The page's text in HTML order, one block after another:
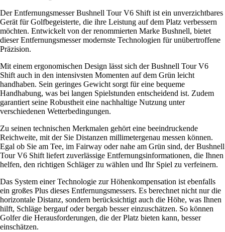
Der Entfernungsmesser Bushnell Tour V6 Shift ist ein unverzichtbares
Gerät für Golfbegeisterte, die ihre Leistung auf dem Platz verbessern
möchten. Entwickelt von der renommierten Marke Bushnell, bietet
dieser Entfernungsmesser modernste Technologien für unübertroffene
Präzision.
Mit einem ergonomischen Design lässt sich der Bushnell Tour V6
Shift auch in den intensivsten Momenten auf dem Grün leicht
handhaben. Sein geringes Gewicht sorgt für eine bequeme
Handhabung, was bei langen Spielstunden entscheidend ist. Zudem
garantiert seine Robustheit eine nachhaltige Nutzung unter
verschiedenen Wetterbedingungen.
Zu seinen technischen Merkmalen gehört eine beeindruckende
Reichweite, mit der Sie Distanzen millimetergenau messen können.
Egal ob Sie am Tee, im Fairway oder nahe am Grün sind, der Bushnell
Tour V6 Shift liefert zuverlässige Entfernungsinformationen, die Ihnen
helfen, den richtigen Schläger zu wählen und Ihr Spiel zu verfeinern.
Das System einer Technologie zur Höhenkompensation ist ebenfalls
ein großes Plus dieses Entfernungsmessers. Es berechnet nicht nur die
horizontale Distanz, sondern berücksichtigt auch die Höhe, was Ihnen
hilft, Schläge bergauf oder bergab besser einzuschätzen. So können
Golfer die Herausforderungen, die der Platz bieten kann, besser
einschätzen.